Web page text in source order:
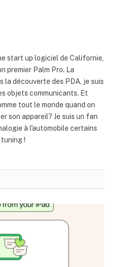
start up logiciel de Californie,
premier Palm Pro. La
la découverte des PDA, je suis
objets communicants. Et
tout le monde quand on
son appareil? Je suis un fan
à l'automobile certains
!